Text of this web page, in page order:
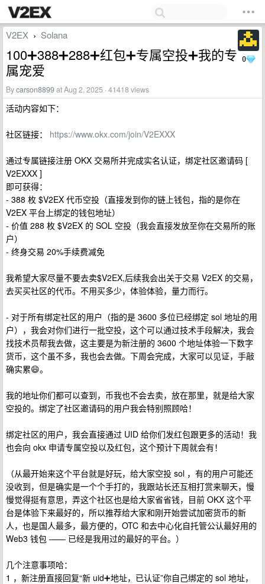
0
V2EX › Solana
100➕388➕288➕红包➕专属空投➕我的专
属宠爱
Bycarson8899at Aug 2, 2025 · 41418 views
活动内容如下：
社区链接： https://www.okx.com/join/V2EXXX
通过专属链接注册 OKX 交易所并完成实名认证，绑定社区邀请码 [
V2EXXX ]
即可获得：
- 388 枚 $V2EX 代币空投（直接发到你的链上钱包，指的是你在
V2EX 平台上绑定的钱包地址）
- 价值 288 枚 $V2EX 的 SOL 空投（我会直接发放至你在交易所的账
户）
- 终身交易 20%手续费减免
我希望大家尽量不要去卖$V2EX,后续我会出关于交易 V2EX 的交易，
去买买社区的代币。不用买多少，体验体验，量力而行。
- 对于所有绑定社区的用户（指的是 3600 多位已经绑定 sol 地址的用
户），我会对你们进行一批空投，这个可以通过技术手段解决，我会
找技术员帮我去做，这主要是为新注册的 3600 个地址体验一下数字
货币，这个虽不多，我也会去做。下周会完成，大家可以见证，手敲
确实累😄。
我的地址你们都可以查到，币我也不会去卖，放在那里，就是给大家
空投的。绑定了社区邀请码的用户我会特别照顾哈！
绑定社区的用户，我会直接通过 UID 给你们发红包跟更多的活动！我
也会向 okx 申请专属空投以及红包，这个预计下周就会有！
（从最开始来这个平台就是好玩，给大家空投 sol ，有的用户可能还
没收到，但是确实是一个个手打的，我跟站长还互相打赏来聊天，慢
慢觉得挺有意思，弄这个社区也是给大家省省钱，目前 OKX 这个平
台是体验下来最好的，所以推荐给大家和刚开始尝试加密货币的新
人，也是国人最多，最方便的，OTC 和去中心化自托管公认最好用的
Web3 钱包 —— 已经是我用过的最好的平台。）
几个注意事项哈：
1 ，新注册直接回复“新 uid➕地址，已认证”你自己绑定的 sol 地址，